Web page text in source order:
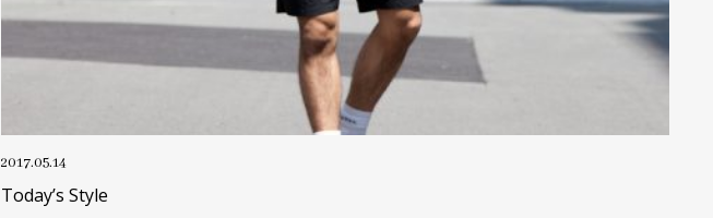
2017.05.14
Today’s Style